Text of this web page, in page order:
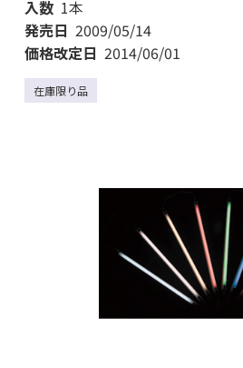
入数 1本
発売日 2009/05/14
価格改定日 2014/06/01
在庫限り品